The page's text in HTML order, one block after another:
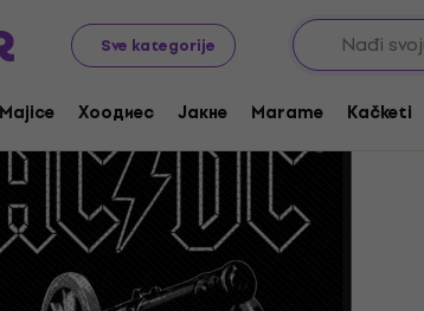
Sve kategorije
Majice Хоодиес Јакне Marame Kačketi
Našvice, peglalice i značke